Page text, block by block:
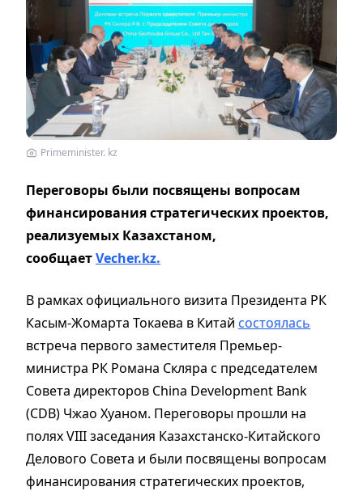
Primeminister. kz
Переговоры были посвящены вопросам
финансирования стратегических проектов,
реализуемых Казахстаном,
сообщаетVecher.kz.
В рамках официального визита Президента РК
Касым-Жомарта Токаева в Китай состоялась
встреча первого заместителя Премьер-
министра РК Романа Скляра с председателем
Совета директоров China Development Bank
(CDB) Чжао Хуаном. Переговоры прошли на
полях VIII заседания Казахстанско-Китайского
Делового Совета и были посвящены вопросам
финансирования стратегических проектов,